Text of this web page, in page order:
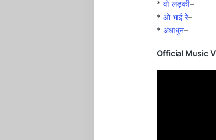
*वो लड़की–
* ओ भाई रे–
* अंधाधुन–
Official Music